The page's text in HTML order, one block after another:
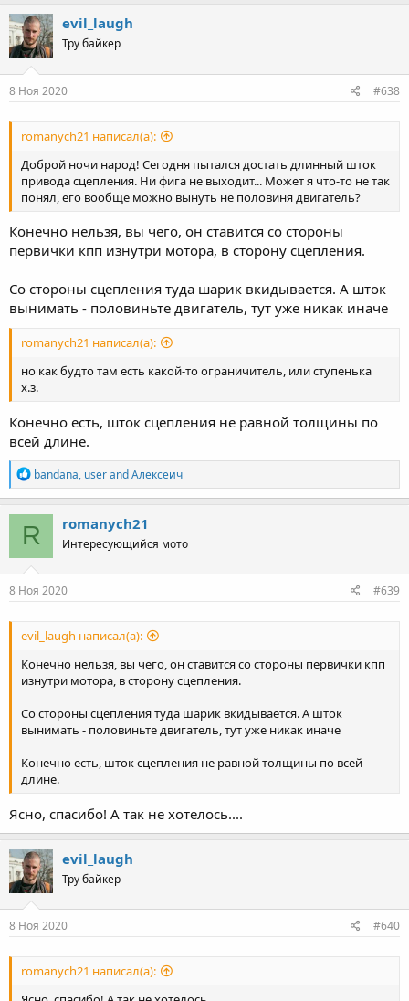
evil_laugh
Тру байкер
8 Ноя 2020 #638
romanych21 написал(а):
Доброй ночи народ! Сегодня пытался достать длинный шток
привода сцепления. Ни фига не выходит... Может я что-то не так
понял, его вообще можно вынуть не половиня двигатель?
Конечно нельзя, вы чего, он ставится со стороны
первички кпп изнутри мотора, в сторону сцепления.
Со стороны сцепления туда шарик вкидывается. А шток
вынимать - половиньте двигатель, тут уже никак иначе
romanych21 написал(а):
но как будто там есть какой-то ограничитель, или ступенька
х.з.
Конечно есть, шток сцепления не равной толщины по
всей длине.
R
e
a
c
t
i
o
n
s
bandana, userandАлексеич
R romanych21
Интересующийся мото
8 Ноя 2020 #639
evil_laugh написал(а):
Конечно нельзя, вы чего, он ставится со стороны первички кпп
изнутри мотора, в сторону сцепления.
Со стороны сцепления туда шарик вкидывается. А шток
вынимать - половиньте двигатель, тут уже никак иначе
Конечно есть, шток сцепления не равной толщины по всей
длине.
Ясно, спасибо! А так не хотелось....
evil_laugh
Тру байкер
8 Ноя 2020 #640
romanych21 написал(а):